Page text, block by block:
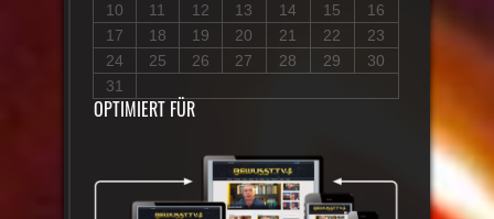
10
11 12 13 14 15
16
17
18 19 20 21 22
23
24
25 26 27 28 29
30
31
OPTIMIERT FÜR